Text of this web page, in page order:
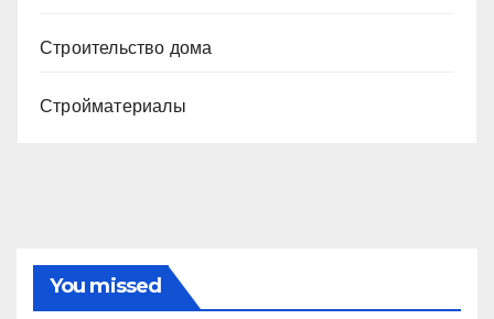
Строительство дома
Стройматериалы
You missed